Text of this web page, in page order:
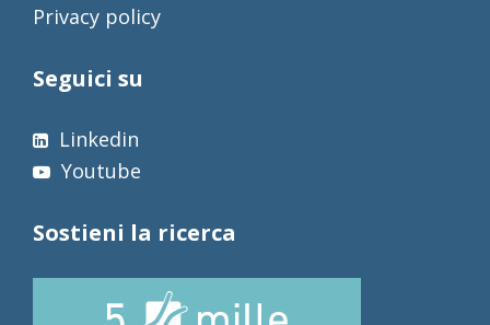
Privacy policy
Seguici su
Linkedin
Youtube
Sostieni la ricerca